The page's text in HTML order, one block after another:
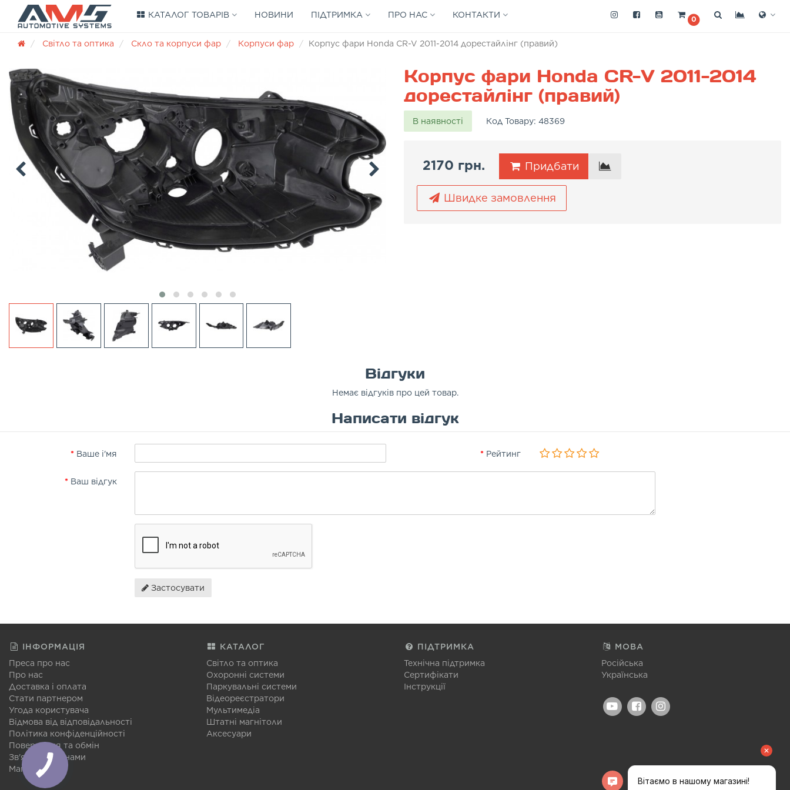
КАТАЛОГ ТОВАРІВ НОВИНИ ПІДТРИМКА ПРО НАС КОНТАКТИ 0
Світло та оптика Скло та корпуси фар Корпуси фар Корпус фари Honda CR-V 2011-2014 дорестайлінг (правий)
Корпус фари Honda CR-V 2011-2014
дорестайлінг (правий)
В наявності Код Товару: 48369
2170 грн. Придбати
Швидке замовлення
Відгуки
Немає відгуків про цей товар.
Написати відгук
Ваше і'мя Рейтинг
Ваш відгук
Застосувати
ІНФОРМАЦІЯ
Преса про нас
Про нас
Доставка і оплата
Стати партнером
Угода користувача
Відмова від відповідальності
Політика конфіденційності
Повернення та обмін
Зв'язатися з нами
Мапа сайту
КАТАЛОГ
Світло та оптика
Охоронні системи
Паркувальні системи
Відеореєстратори
Мультимедіа
Штатні магнітоли
Аксесуари
ПІДТРИМКА
Технічна підтримка
Сертифікати
Інструкції
МОВА
Російська
Українська